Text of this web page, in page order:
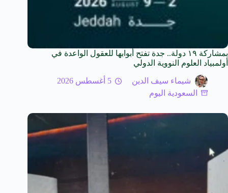
بمشاركة ١٩ دولة.. جدة تفتح أبوابها للعقول الواعدة في
أولمبياد العلوم النووية الدولي
شيماء سيف الدين
5 أغسطس 2026
السعودية اليوم